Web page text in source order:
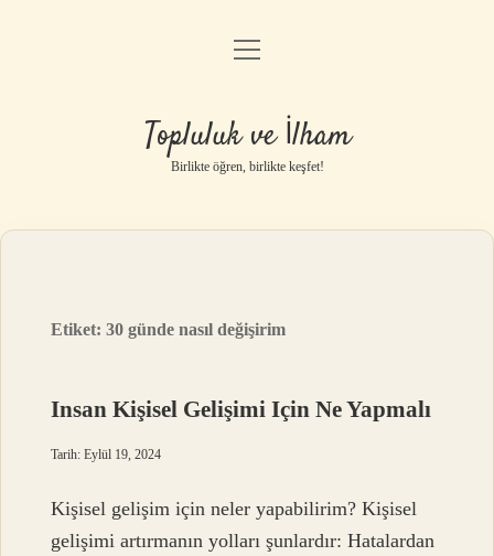
Anasayfa
Gizlilik Politikası
Yasal Uyarı
menüyü
Topluluk ve İlham
Birlikte öğren, birlikte keşfet!
Etiket:30 günde nasıl değişirim
Insan Kişisel Gelişimi Için Ne Yapmalı
Tarih: Eylül 19, 2024
Kişisel gelişim için neler yapabilirim? Kişisel
gelişimi artırmanın yolları şunlardır: Hatalardan